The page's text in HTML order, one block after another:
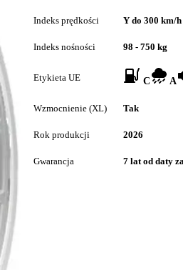
Indeks prędkości Y do 300 km/h
Indeks nośności 98 - 750 kg
Etykieta UE C A
Wzmocnienie (XL) Tak
Rok produkcji 2026
Gwarancja 7 lat od daty